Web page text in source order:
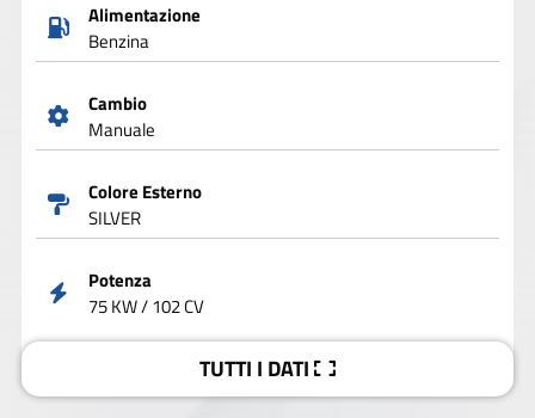
Alimentazione
Benzina
Cambio
Manuale
Colore Esterno
SILVER
Potenza
75 KW / 102 CV
TUTTI I DATI